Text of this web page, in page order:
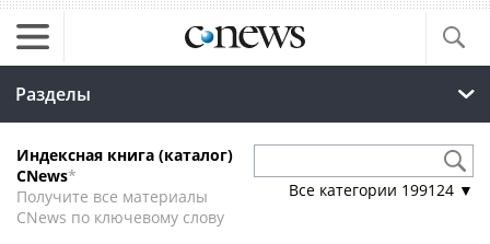
Разделы
Индексная книга (каталог)
CNews*
Получите все материалы
CNews по ключевому слову
Все категории 199124 ▼